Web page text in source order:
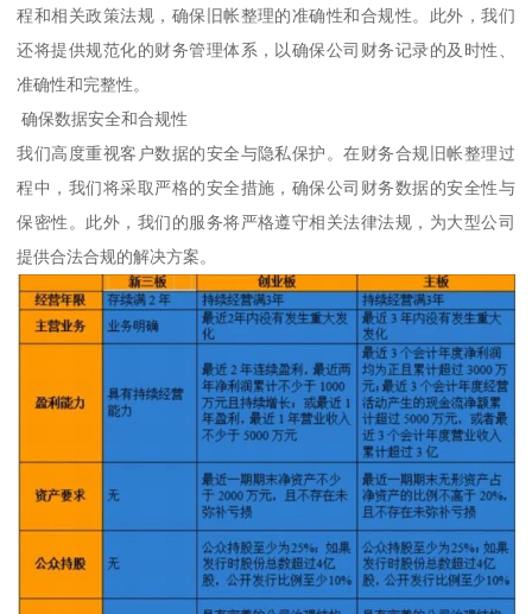
程和相关政策法规，确保旧帐整理的准确性和合规性。此外，我们
还将提供规范化的财务管理体系，以确保公司财务记录的及时性、
准确性和完整性。
确保数据安全和合规性
我们高度重视客户数据的安全与隐私保护。在财务合规旧帐整理过
程中，我们将采取严格的安全措施，确保公司财务数据的安全性与
保密性。此外，我们的服务将严格遵守相关法律法规，为大型公司
提供合法合规的解决方案。